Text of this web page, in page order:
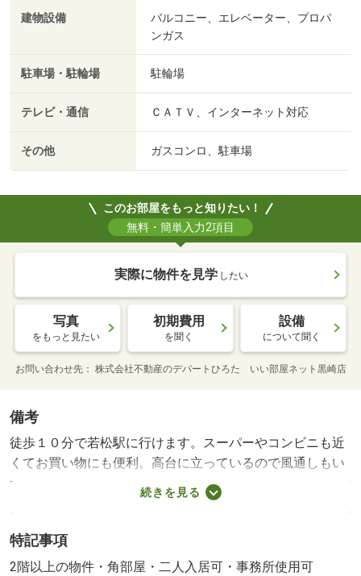
建物設備
バルコニー、エレベーター、プロパ
ンガス
駐車場・駐輪場 駐輪場
テレビ・通信 ＣＡＴＶ、インターネット対応
その他 ガスコンロ、駐車場
このお部屋をもっと知りたい！
無料・簡単入力2項目
実際に物件を見学 したい
写真
をもっと見たい
初期費用
を聞く
設備
について聞く
お問い合わせ先 株式会社不動産のデパートひろた いい部屋ネット黒崎店
備考
徒歩１０分で若松駅に行けます。スーパーやコンビニも近
くてお買い物にも便利。高台に立っているので風通しもい
いです。ネット無料、モニターホン、防犯カメラあり。敷
地内で駐車場取れますよ、ぜひお問い合わせください。
有 ５，５００円 空き台数 １台/仲介手数料 71500円
続きを見る
特記事項
2階以上の物件・角部屋・二人入居可・事務所使用可